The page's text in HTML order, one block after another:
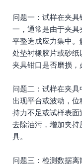
问题一：试样在夹
一，通常是由于夹
平整造成应力集中
处垫衬橡胶片或砂
夹具钳口是否磨损，
问题二：试样在夹
出现平台或波动，
持力不足或试样表
去除油污，增加夹
具。
问题三：检测数据